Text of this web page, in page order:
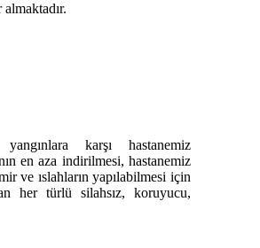
karşı hastanemiz
en aza indirilmesi, hastanemiz
ve ıslahların yapılabilmesi için
her türlü silahsız, koruyucu,